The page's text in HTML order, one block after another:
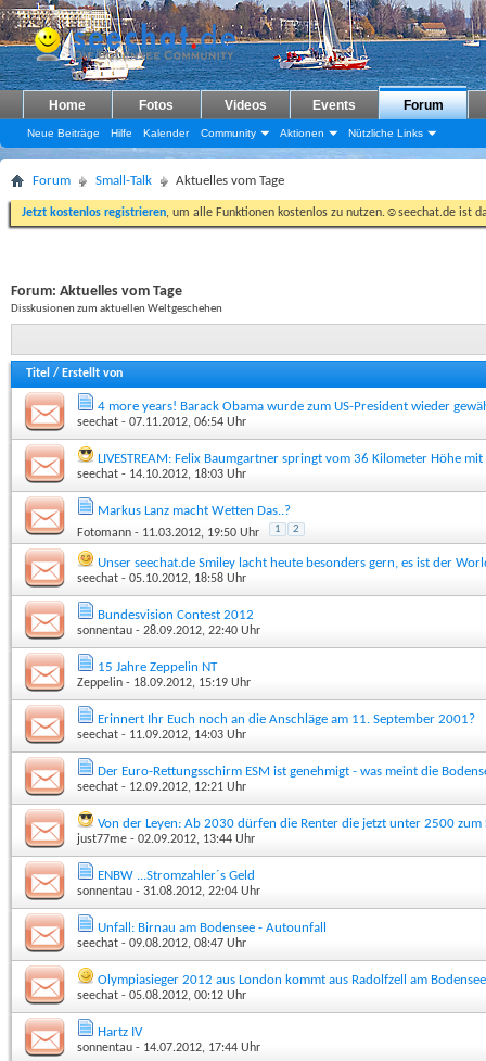
Home Fotos Videos Events Forum
Neue Beiträge Hilfe Kalender Community Aktionen Nützliche Links
Forum Small-Talk Aktuelles vom Tage
Jetzt kostenlos registrieren, um alle Funktionen kostenlos zu nutzen.☺seechat.de ist
Forum: Aktuelles vom Tage
Disskusionen zum aktuellen Weltgeschehen
Titel / Erstellt von
4 more years! Barack Obama wurde zum US-President wieder
seechat - 07.11.2012, 06:54 Uhr
LIVESTREAM: Felix Baumgartner springt vom 36 Kilometer Höhe
seechat - 14.10.2012, 18:03 Uhr
Markus Lanz macht Wetten Das..?
Fotomann - 11.03.2012, 19:50 Uhr 1 2
Unser seechat.de Smiley lacht heute besonders gern, es ist der
seechat - 05.10.2012, 18:58 Uhr
Bundesvision Contest 2012
sonnentau - 28.09.2012, 22:40 Uhr
15 Jahre Zeppelin NT
Zeppelin - 18.09.2012, 15:19 Uhr
Erinnert Ihr Euch noch an die Anschläge am 11. September 2001?
seechat - 11.09.2012, 14:03 Uhr
Der Euro-Rettungsschirm ESM ist genehmigt - was meint die
seechat - 12.09.2012, 12:21 Uhr
Von der Leyen: Ab 2030 dürfen die Renter die jetzt unter 2500 zum
just77me - 02.09.2012, 13:44 Uhr
ENBW ...Stromzahler´s Geld
sonnentau - 31.08.2012, 22:04 Uhr
Unfall: Birnau am Bodensee - Autounfall
seechat - 09.08.2012, 08:47 Uhr
Olympiasieger 2012 aus London kommt aus Radolfzell am Bodensee
seechat - 05.08.2012, 00:12 Uhr
Hartz IV
sonnentau - 14.07.2012, 17:44 Uhr